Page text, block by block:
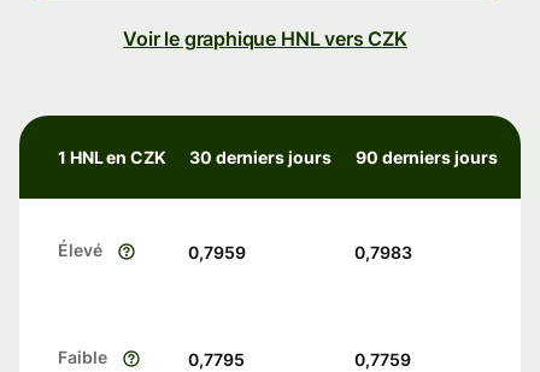
Voir le graphique HNL vers CZK
1 HNL en CZK 30 derniers jours 90 derniers jours
Élevé 0,7959 0,7983
Faible 0,7795 0,7759